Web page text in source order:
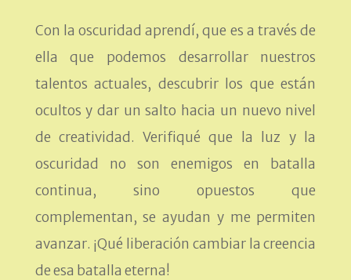
Con la oscuridad aprendí, que es a través de
ella que podemos desarrollar nuestros
talentos actuales, descubrir los que están
ocultos y dar un salto hacia un nuevo nivel
de creatividad. Verifiqué que la luz y la
oscuridad no son enemigos en batalla
continua, sino opuestos que
complementan, se ayudan y me permiten
avanzar. ¡Qué liberación cambiar la creencia
de esa batalla eterna!